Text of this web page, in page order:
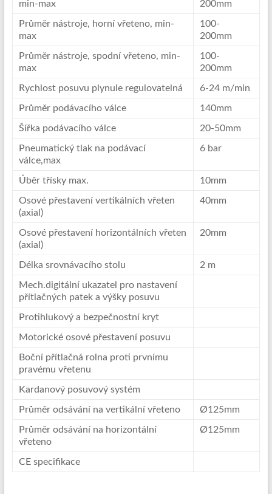
min-max
200mm
Průměr nástroje, horní vřeteno, min-
max
100-
200mm
Průměr nástroje, spodní vřeteno, min-
max
100-
200mm
Rychlost posuvu plynule regulovatelná 6-24 m/min
Průměr podávacího válce 140mm
Šířka podávacího válce 20-50mm
Pneumatický tlak na podávací
válce,max
6 bar
Úběr třísky max. 10mm
Osové přestavení vertikálních vřeten
(axial)
40mm
Osové přestavení horizontálních vřeten
(axial)
20mm
Délka srovnávacího stolu 2 m
Mech.digitální ukazatel pro nastavení
přítlačných patek a výšky posuvu
Protihlukový a bezpečnostní kryt
Motorické osové přestavení posuvu
Boční přítlačná rolna proti prvnímu
pravému vřetenu
Kardanový posuvový systém
Průměr odsávání na vertikální vřeteno Ø125mm
Průměr odsávání na horizontální
vřeteno
Ø125mm
CE specifikace